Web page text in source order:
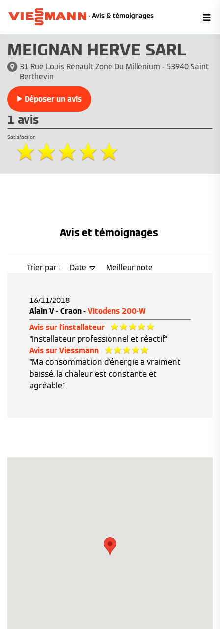
MEIGNAN HERVE SARL
31 Rue Louis Renault Zone Du Millenium - 53940 Saint
Berthevin
Déposer un avis
1 avis
Satisfaction
Avis et témoignages
Trier par : Date Meilleur note
16/11/2018
Alain V - Craon - Vitodens 200-W
Avis sur l'installateur
"Installateur professionnel et réactif."
Avis sur Viessmann
"Ma consommation d'énergie a vraiment
baissé. la chaleur est constante et
agréable."